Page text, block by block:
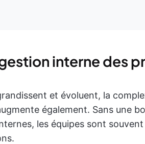
interne des
et évoluent, la
également. Sans une
les équipes sont